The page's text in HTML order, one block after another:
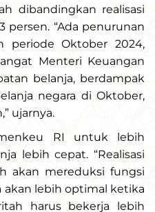
dibandingkan realisasi
persen. “Ada penurunan
periode Oktober 2024,
Menteri Keuangan
belanja, berdampak
negara di Oktober,
ujarnya.
RI untuk lebih
lebih cepat. “Realisasi
akan mereduksi fungsi
akan lebih optimal ketika
harus bekerja lebih